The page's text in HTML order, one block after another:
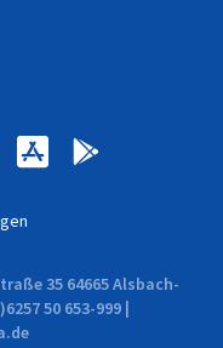
35 64665 Alsbach-
50 653-999 |